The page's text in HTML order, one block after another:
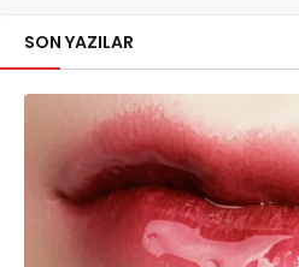
SON YAZILAR